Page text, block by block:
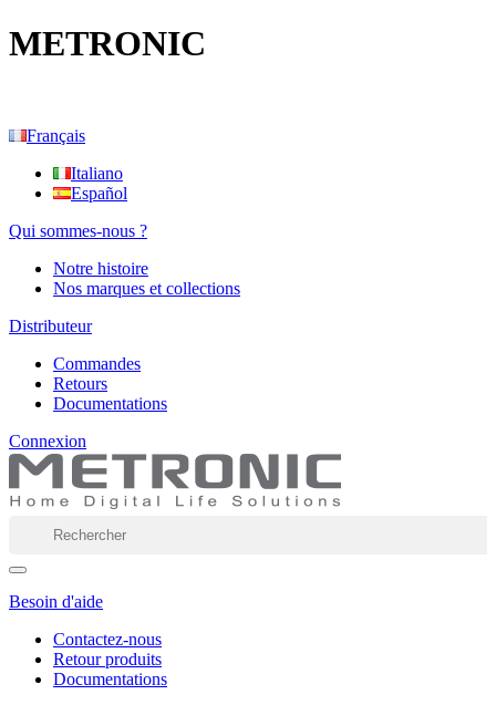
METRONIC
Français
Italiano
Español
Qui sommes-nous ?
Notre histoire
Nos marques et collections
Distributeur
Commandes
Retours
Documentations
Connexion
Besoin d'aide
Contactez-nous
Retour produits
Documentations